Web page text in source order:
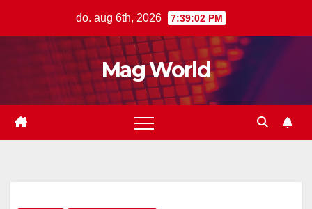
do. aug 6th, 2026 7:39:03 PM
Mag World